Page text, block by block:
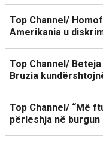
Top Channel/
Amerikania u
Top Channel/
Bruzia
Top Channel/ “Më
përleshja në